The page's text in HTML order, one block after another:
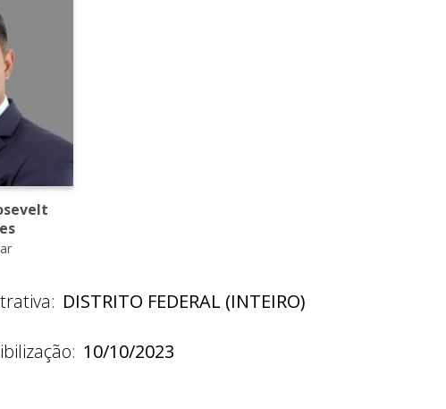
DISTRITO FEDERAL (INTEIRO)
10/10/2023